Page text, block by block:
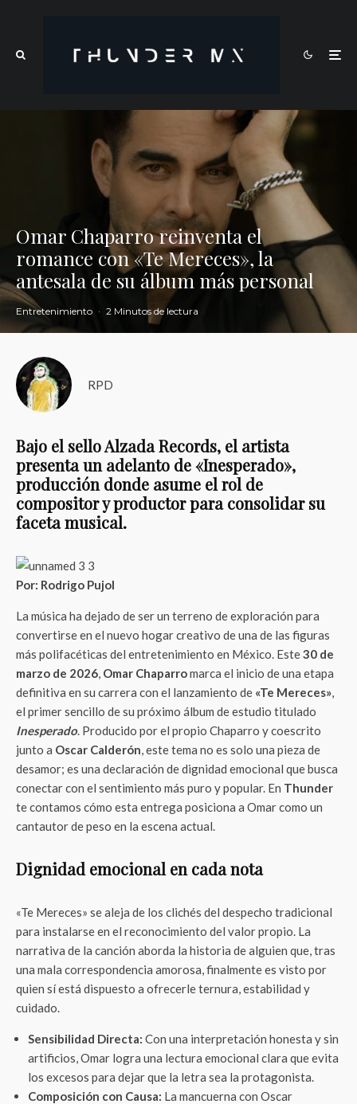
Omar Chaparro reinventa el
romance con «Te Mereces», la
antesala de su álbum más personal
Entretenimiento · 2 Minutos de lectura
RPD
Bajo el sello Alzada Records, el artista
presenta un adelanto de «Inesperado»,
producción donde asume el rol de
compositor y productor para consolidar su
faceta musical.
Por: Rodrigo Pujol
La música ha dejado de ser un terreno de exploración para
convertirse en el nuevo hogar creativo de una de las figuras
más polifacéticas del entretenimiento en México. Este30 de
marzo de 2026, Omar Chaparromarca el inicio de una etapa
definitiva en su carrera con el lanzamiento de «Te Mereces»,
el primer sencillo de su próximo álbum de estudio titulado
Inesperado. Producido por el propio Chaparro y coescrito
junto a Oscar Calderón, este tema no es solo una pieza de
desamor; es una declaración de dignidad emocional que busca
conectar con el sentimiento más puro y popular. En Thunder
te contamos cómo esta entrega posiciona a Omar como un
cantautor de peso en la escena actual.
Dignidad emocional en cada nota
«Te Mereces» se aleja de los clichés del despecho tradicional
para instalarse en el reconocimiento del valor propio. La
narrativa de la canción aborda la historia de alguien que, tras
una mala correspondencia amorosa, finalmente es visto por
quien sí está dispuesto a ofrecerle ternura, estabilidad y
cuidado.
Sensibilidad Directa: Con una interpretación honesta y sin
artificios, Omar logra una lectura emocional clara que evita
los excesos para dejar que la letra sea la protagonista.
Composición con Causa: La mancuerna con Oscar